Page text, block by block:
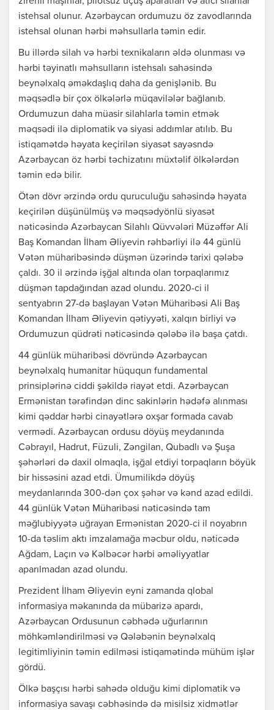
istehsal olunur. Azərbaycan ordumuzu öz zavodlarında
istehsal olunan hərbi məhsullarla təmin edir.
Bu illərdə silah və hərbi texnikaların əldə olunması və
hərbi təyinatlı məhsulların istehsalı sahəsində
beynəlxalq əməkdaşlıq daha da genişlənib. Bu
məqsədlə bir çox ölkələrlə müqavilələr bağlanıb.
Ordumuzun daha müasir silahlarla təmin etmək
məqsədi ilə diplomatik və siyasi addımlar atılıb. Bu
istiqamətdə həyata keçirilən siyasət sayəsndə
Azərbaycan öz hərbi təchizatını müxtəlif ölkələrdən
təmin edə bilir.
Ötən dövr ərzində ordu quruculuğu sahəsində həyata
keçirilən düşünülmüş və məqsədyönlü siyasət
nəticəsində Azərbaycan Silahlı Qüvvələri Müzəffər Ali
Baş Komandan İlham Əliyevin rəhbərliyi ilə 44 günlü
Vətən müharibəsində düşmən üzərində tarixi qələbə
çaldı. 30 il ərzində işğal altında olan torpaqlarımız
düşmən tapdağından azad olundu. 2020-ci il
sentyabrın 27-də başlayan Vətən Müharibəsi Ali Baş
Komandan İlham Əliyevin qətiyyəti, xalqın birliyi və
Ordumuzun qüdrəti nəticəsində qələbə ilə başa çatdı.
44 günlük müharibəsi dövründə Azərbaycan
beynəlxalq humanitar hüququn fundamental
prinsiplərinə ciddi şəkildə riayət etdi. Azərbaycan
Ermənistan tərəfindən dinc sakinlərin hədəfə alınması
kimi qəddar hərbi cinayətlərə oxşar formada cavab
vermədi. Azərbaycan ordusu döyüş meydanında
Cəbrayıl, Hadrut, Füzuli, Zəngilan, Qubadlı və Şuşa
şəhərləri də daxil olmaqla, işğal etdiyi torpaqların böyük
bir hissəsini azad etdi. Ümumilikdə döyüş
meydanlarında 300-dən çox şəhər və kənd azad edildi.
44 günlük Vətən Müharibəsi nəticəsində tam
məğlubiyyətə uğrayan Ermənistan 2020-ci il noyabrın
10-da təslim aktı imzalamağa məcbur oldu, nəticədə
Ağdam, Laçın və Kəlbəcər hərbi əməliyyatlar
aparılmadan azad olundu.
Prezident İlham Əliyevin eyni zamanda qlobal
informasiya məkanında da mübarizə apardı,
Azərbaycan Ordusunun cəbhədə uğurlarının
möhkəmləndirilməsi və Qələbənin beynəlxalq
legitimliyinin təmin edilməsi istiqamətində mühüm işlər
gördü.
Ölkə başçısı hərbi sahədə olduğu kimi diplomatik və
informasiya savaşı cəbhəsində də misilsiz xidmətlər